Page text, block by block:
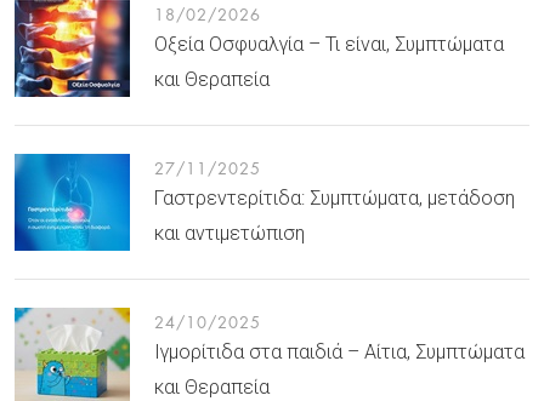
18/02/2026
Οξεία Οσφυαλγία – Τι είναι, Συμπτώματα
και Θεραπεία
27/11/2025
Γαστρεντερίτιδα: Συμπτώματα, μετάδοση
και αντιμετώπιση
24/10/2025
Ιγμορίτιδα στα παιδιά – Αίτια, Συμπτώματα
και Θεραπεία